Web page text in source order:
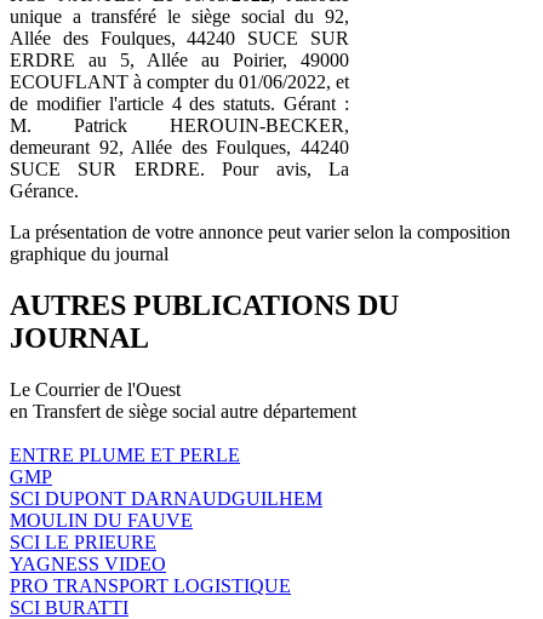
unique a transféré le siège social du 92,
Allée des Foulques, 44240 SUCE SUR
ERDRE au 5, Allée au Poirier, 49000
ECOUFLANT à compter du 01/06/2022, et
de modifier l'article 4 des statuts. Gérant :
M. Patrick HEROUIN-BECKER,
demeurant 92, Allée des Foulques, 44240
SUCE SUR ERDRE. Pour avis, La
Gérance.
La présentation de votre annonce peut varier selon la composition
graphique du journal
AUTRES PUBLICATIONS DU
JOURNAL
Le Courrier de l'Ouest
en Transfert de siège social autre département
ENTRE PLUME ET PERLE
GMP
SCI DUPONT DARNAUDGUILHEM
MOULIN DU FAUVE
SCI LE PRIEURE
YAGNESS VIDEO
PRO TRANSPORT LOGISTIQUE
SCI BURATTI